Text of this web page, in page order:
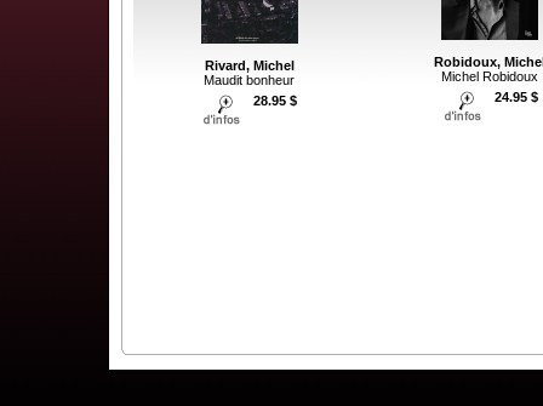
Rivard, Michel
Maudit bonheur
28.95 $
Robidoux,
Michel Robidoux
24.95 $